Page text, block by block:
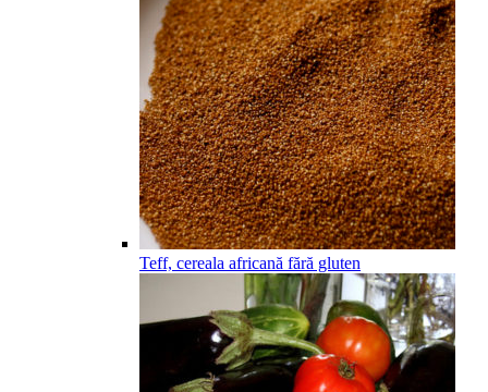
Teff, cereala africană fără gluten